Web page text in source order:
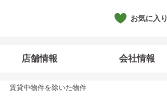
お気に入り
店舗情報 会社情報
賃貸中物件を除いた物件